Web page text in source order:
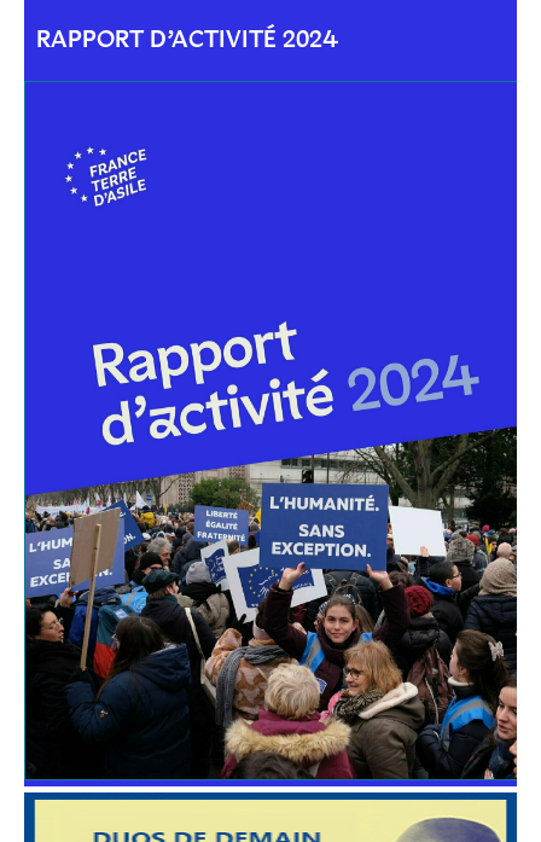
RAPPORT D’ACTIVITÉ 2024